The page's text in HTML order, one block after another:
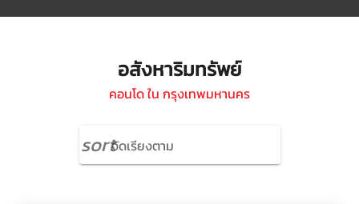
อสังหาริมทรัพย์
คอนโด ใน กรุงเทพมหานคร
sortจัดเรียงตาม